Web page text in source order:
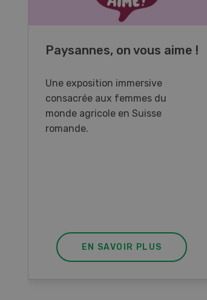
Paysannes, on vous aime !
Une exposition immersive
consacrée aux femmes du
monde agricole en Suisse
romande.
EN SAVOIR PLUS